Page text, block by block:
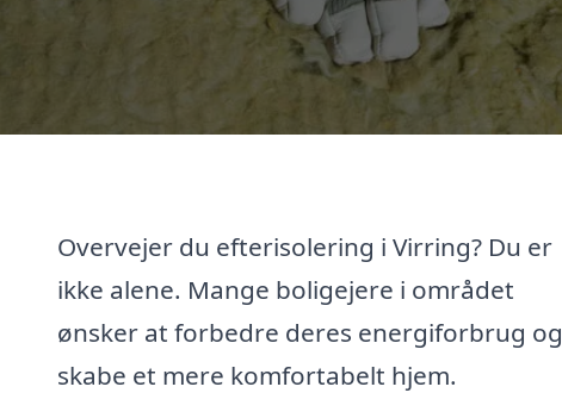
Overvejer du efterisolering i Virring? Du er
ikke alene. Mange boligejere i området
ønsker at forbedre deres energiforbrug og
skabe et mere komfortabelt hjem.